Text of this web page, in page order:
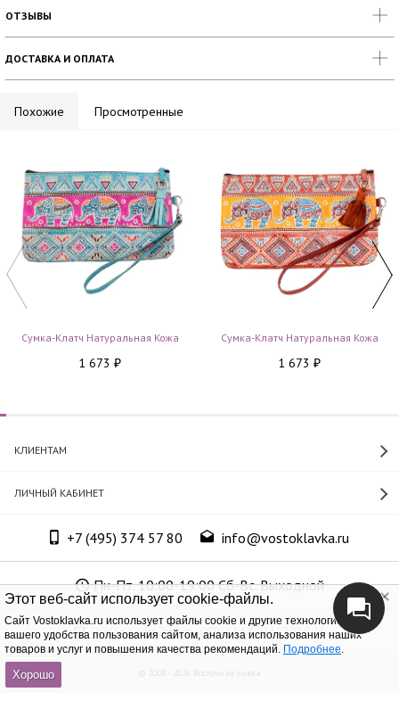
Этот веб-сайт использует cookie-файлы.
Cайт Vostoklavka.ru использует файлы cookie и другие технологии для
вашего удобства пользования сайтом, анализа использования наших
товаров и услуг и повышения качества рекомендаций. Подробнее.
Хорошо
ОТЗЫВЫ
ДОСТАВКА И ОПЛАТА
Похожие Просмотренные
Сумка-Клатч Натуральная Кожа
1 673 ₽
Сумка-Клатч Натуральная Кожа
1 673 ₽
КЛИЕНТАМ
ЛИЧНЫЙ КАБИНЕТ
+7 (495) 374 57 80 info@vostoklavka.ru
Пн-Пт. 10:00-19:00 Сб-Вс. Выходной
ООО «Юнит Групп», ОГРН 1147746305574